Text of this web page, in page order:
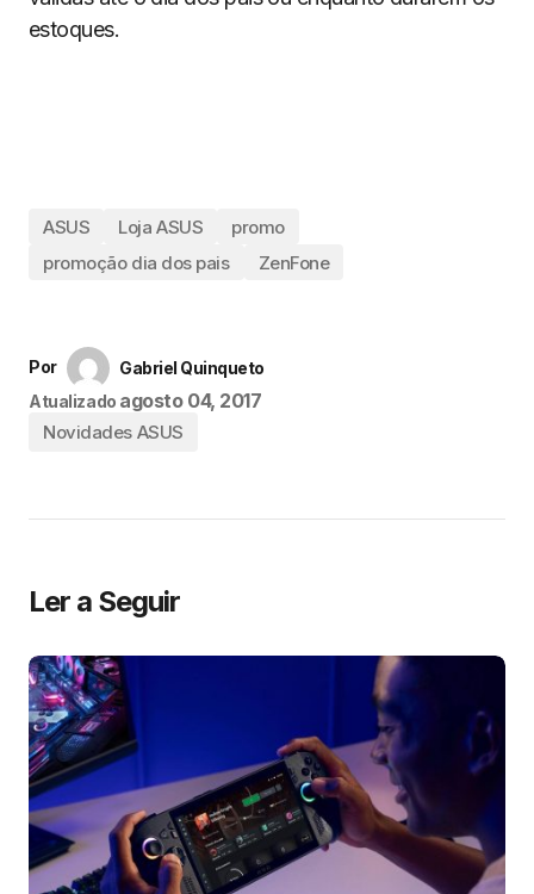
estoques.
ASUS Loja ASUS
promo
promoção dia dos pais
ZenFone
Por
Gabriel Quinqueto
Atualizado agosto 04, 2017
Novidades ASUS
Ler a Seguir